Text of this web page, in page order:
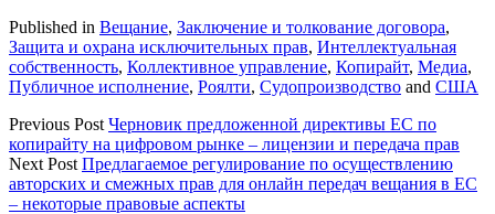
Published in Вещание, Заключение и толкование договора,
Защита и охрана исключительных прав, Интеллектуальная
собственность, Коллективное управление, Копирайт, Медиа,
Публичное исполнение, Роялти, Судопроизводство and США
Previous Post Черновик предложенной директивы ЕС по
копирайту на цифровом рынке – лицензии и передача прав
Next Post Предлагаемое регулирование по осуществлению
авторских и смежных прав для онлайн передач вещания в ЕС
– некоторые правовые аспекты